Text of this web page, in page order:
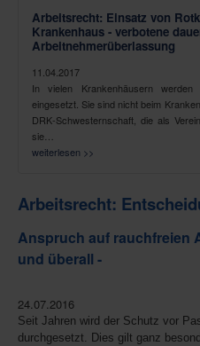
Arbeitsrecht: Einsatz von
Krankenhaus - verbotene
Arbeitnehmerüberlassung
11.04.2017
In vielen Krankenhäusern
eingesetzt. Sie sind nicht beim
DRK-Schwesternschaft, die als
sie…
weiterlesen >>
Arbeitsrecht:
Anspruch auf rauchfreien
und überall -
24.07.2016
Seit Jahren wird der Schutz vor
durchgesetzt. Dies gilt ganz